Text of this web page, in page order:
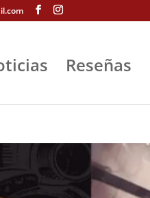
Reseñas